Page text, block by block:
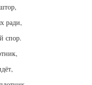
ради,
спор.